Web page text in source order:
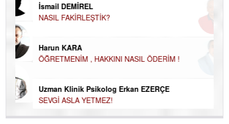
İsmail DEMİREL
NASIL FAKİRLEŞTİK?
Harun KARA
ÖĞRETMENİM , HAKKINI NASIL ÖDERİM !
Uzman Klinik Psikolog Erkan EZERÇE
SEVGİ ASLA YETMEZ!